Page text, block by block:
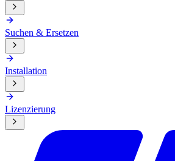
Suchen & Ersetzen
Installation
Lizenzierung